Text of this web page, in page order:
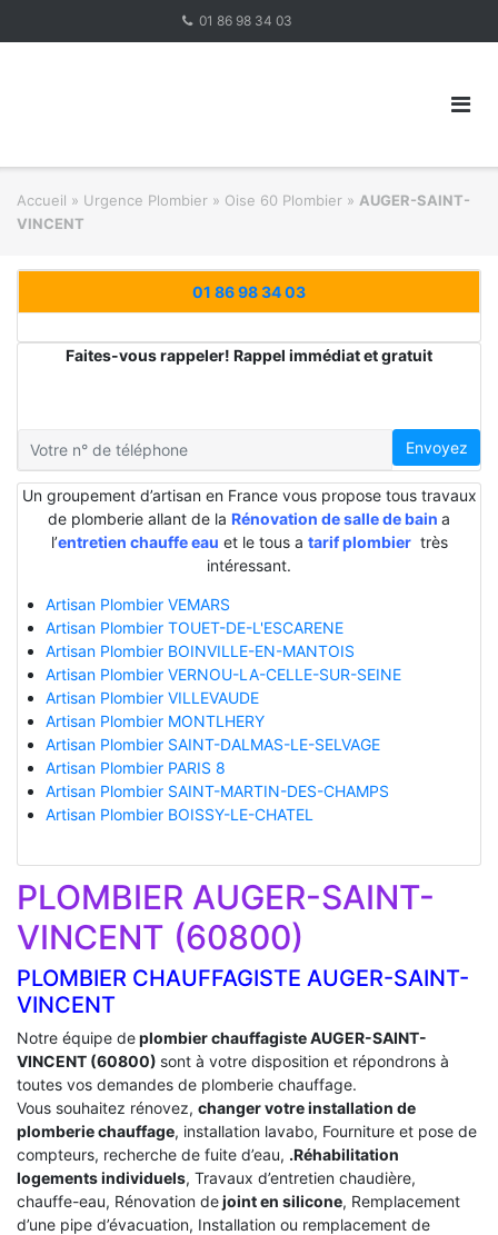
01 86 98 34 03
Accueil » Urgence Plombier » Oise 60 Plombier » AUGER-SAINT-
VINCENT
01 86 98 34 03
Faites-vous rappeler! Rappel immédiat et gratuit
Envoyez
Un groupement d’artisan en France vous propose tous travaux
de plomberie allant de la Rénovation de salle de bain a
l’entretien chauffe eau et le tous a tarif plombiertrès
intéressant.
Artisan Plombier VEMARS
Artisan Plombier TOUET-DE-L'ESCARENE
Artisan Plombier BOINVILLE-EN-MANTOIS
Artisan Plombier VERNOU-LA-CELLE-SUR-SEINE
Artisan Plombier VILLEVAUDE
Artisan Plombier MONTLHERY
Artisan Plombier SAINT-DALMAS-LE-SELVAGE
Artisan Plombier PARIS 8
Artisan Plombier SAINT-MARTIN-DES-CHAMPS
Artisan Plombier BOISSY-LE-CHATEL
PLOMBIER AUGER-SAINT-
VINCENT (60800)
PLOMBIER CHAUFFAGISTE AUGER-SAINT-
VINCENT
Notre équipe deplombier chauffagiste AUGER-SAINT-
VINCENT (60800) sont à votre disposition et répondrons à
toutes vos demandes de plomberie chauffage.
Vous souhaitez rénovez, changer votre installation de
plomberie chauffage, installation lavabo, Fourniture et pose de
compteurs, recherche de fuite d’eau, .Réhabilitation
logements individuels, Travaux d’entretien chaudière,
chauffe-eau, Rénovation dejoint en silicone, Remplacement
d’une pipe d’évacuation, Installation ou remplacement de